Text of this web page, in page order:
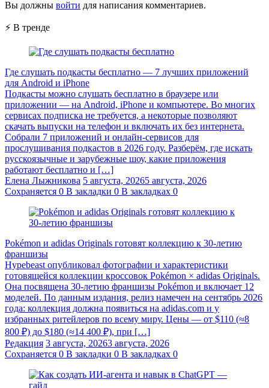
Вы должны войти для написания комментариев.
⚡ В тренде
Где слушать подкасты бесплатно — 7 лучших приложений
для Android и iPhone
Подкасты можно слушать бесплатно в браузере или
приложении — на Android, iPhone и компьютере. Во многих
сервисах подписка не требуется, а некоторые позволяют
скачать выпуски на телефон и включать их без интернета.
Собрали 7 приложений и онлайн-сервисов для
прослушивания подкастов в 2026 году. Разберём, где искать
русскоязычные и зарубежные шоу, какие приложения
работают бесплатно и […]
Елена Лыжникова 5 августа, 20265 августа, 2026
Сохраняется 0 В закладки 0 В закладках 0
Pokémon и adidas Originals готовят коллекцию к 30-летию
франшизы
Hypebeast опубликовал фотографии и характеристики
готовящейся коллекции кроссовок Pokémon × adidas Originals.
Она посвящена 30-летию франшизы Pokémon и включает 12
моделей. По данным издания, релиз намечен на сентябрь 2026
года: коллекция должна появиться на adidas.com и у
избранных ритейлеров по всему миру. Цены — от $110 (≈8
800 ₽) до $180 (≈14 400 ₽), при […]
Редакция 3 августа, 20263 августа, 2026
Сохраняется 0 В закладки 0 В закладках 0